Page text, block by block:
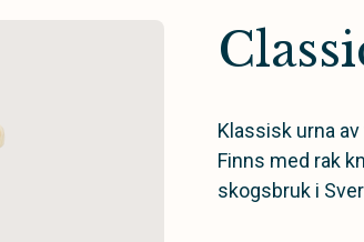
Klassisk urna
Finns med rak
skogsbruk i